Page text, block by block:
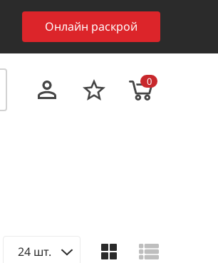
Онлайн раскрой
0
24 шт.